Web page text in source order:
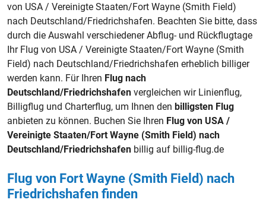
von USA / Vereinigte Staaten/Fort Wayne (Smith Field)
nach Deutschland/Friedrichshafen. Beachten Sie bitte, dass
durch die Auswahl verschiedener Abflug- und Rückflugtage
Ihr Flug von USA / Vereinigte Staaten/Fort Wayne (Smith
Field) nach Deutschland/Friedrichshafen erheblich billiger
werden kann. Für Ihren Flug nach
Deutschland/Friedrichshafen vergleichen wir Linienflug,
Billigflug und Charterflug, um Ihnen den billigsten Flug
anbieten zu können. Buchen Sie Ihren Flug von USA /
Vereinigte Staaten/Fort Wayne (Smith Field) nach
Deutschland/Friedrichshafen billig auf billig-flug.de
Flug von Fort Wayne (Smith Field) nach
Friedrichshafen finden